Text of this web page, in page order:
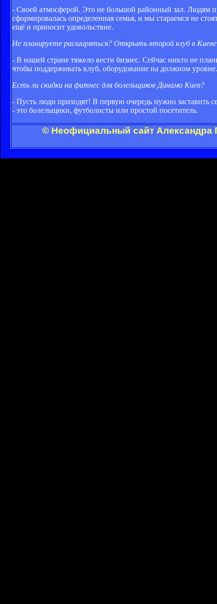
- Своей атмосферой. Это не большой районный зал. Людям
сформировалась определенная семья, и мы стараемся не
ещё и приносит удовольствие.
Не планируете расширяться? Открыть второй клуб в Киеве
- В нашей стране тяжело вести бизнес. Сейчас никто не
чтобы поддерживать клуб, оборудование на должном
Есть ли скидки на фитнес для болельщиков Динамо Киев?
- Пусть люди приходят! В первую очередь нужно заставить
- это болельщики, футболисты или простой посетитель.
© Неофициальный сайт Александра